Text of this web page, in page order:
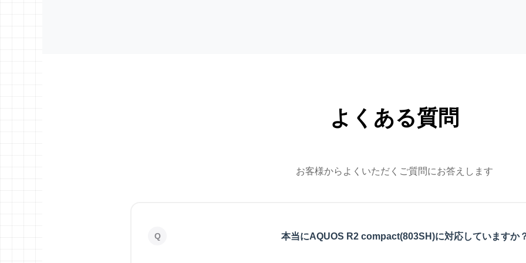
よくある質問
お客様からよくいただくご質問にお答えします
本当にAQUOS R2 compact(803SH)に対応していますか